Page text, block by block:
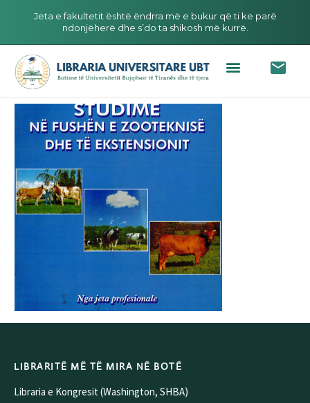
Jeta e fakultetit është ëndrra më e bukur që ti ke parë
ndonjëherë dhe s’do ta shikosh më kurrë.
LIBRARITË MË TË MIRA NË BOTË
Libraria e Kongresit (Washington, SHBA)